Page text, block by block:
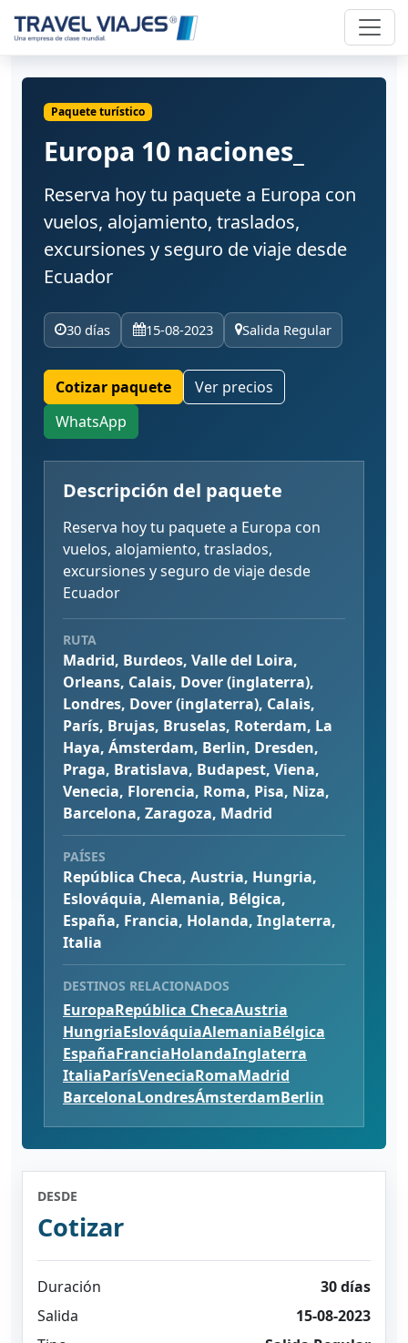
Paquete turístico
Europa 10 naciones_
Reserva hoy tu paquete a Europa con
vuelos, alojamiento, traslados,
excursiones y seguro de viaje desde
Ecuador
30 días 15-08-2023 Salida Regular
Cotizar paquete
Ver precios
WhatsApp
Descripción del paquete
Reserva hoy tu paquete a Europa con
vuelos, alojamiento, traslados,
excursiones y seguro de viaje desde
Ecuador
RUTA
Madrid, Burdeos, Valle del Loira,
Orleans, Calais, Dover (inglaterra),
Londres, Dover (inglaterra), Calais,
París, Brujas, Bruselas, Roterdam, La
Haya, Ámsterdam, Berlin, Dresden,
Praga, Bratislava, Budapest, Viena,
Venecia, Florencia, Roma, Pisa, Niza,
Barcelona, Zaragoza, Madrid
PAÍSES
República Checa, Austria, Hungria,
Eslováquia, Alemania, Bélgica,
España, Francia, Holanda, Inglaterra,
Italia
DESTINOS RELACIONADOS
EuropaRepública ChecaAustria
HungriaEslováquiaAlemaniaBélgica
EspañaFranciaHolandaInglaterra
ItaliaParísVeneciaRomaMadrid
BarcelonaLondresÁmsterdamBerlin
DESDE
Cotizar
Duración
30 días
Salida
15-08-2023